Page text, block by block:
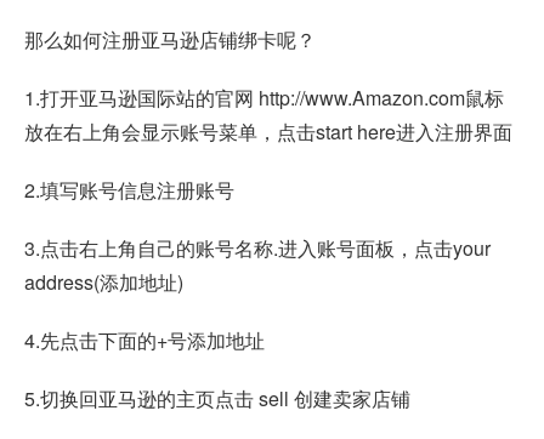
那么如何注册亚马逊店铺绑卡呢？
1.打开亚马逊国际站的官网 http://www.Amazon.com鼠标
放在右上角会显示账号菜单，点击start here进入注册界面
2.填写账号信息注册账号
3.点击右上角自己的账号名称.进入账号面板，点击your
address(添加地址)
4.先点击下面的+号添加地址
5.切换回亚马逊的主页点击 sell 创建卖家店铺